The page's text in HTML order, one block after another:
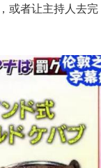
或者让主持人去完